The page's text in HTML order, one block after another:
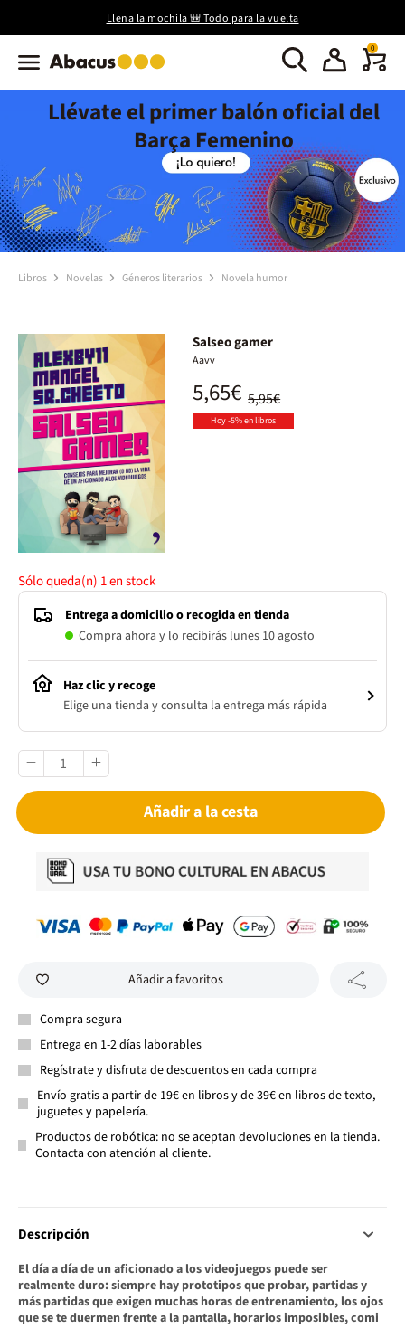
Llena la mochila 🎒 Todo para la vuelta
0
Llévate el primer balón oficial del
Barça Femenino
Libros Novelas Géneros literarios Novela humor
Salseo gamer
Aavv
5,95€
5,65€
Hoy -5% en libros
Sólo queda(n) 1en stock
Entrega a domicilio o recogida en tienda
Compra ahora y lo recibirás lunes 10 agosto
Haz clic y recoge
Elige una tienda y consulta la entrega más rápida
Añadir a la cesta
Añadir a favoritos
Compra segura
Entrega en 1-2 días laborables
Regístrate y disfruta de descuentos en cada compra
Envío gratis a partir de 19€ en libros y de 39€ en libros de texto,
juguetes y papelería.
Productos de robótica: no se aceptan devoluciones en la tienda.
Contacta con atención al cliente.
Descripción
El día a día de un aficionado a los videojuegos puede ser
realmente duro: siempre hay prototipos que probar, partidas y
más partidas que exigen muchas horas de entrenamiento, los ojos
que se te duermen frente a la pantalla, horarios imposibles, comi